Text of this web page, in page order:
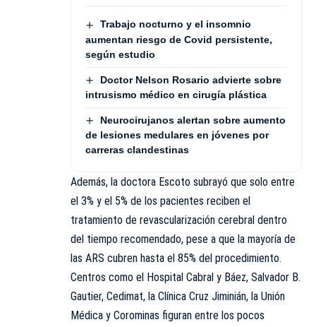
Trabajo nocturno y el insomnio
aumentan riesgo de Covid persistente,
según estudio
Doctor Nelson Rosario advierte sobre
intrusismo médico en cirugía plástica
Neurocirujanos alertan sobre aumento
de lesiones medulares en jóvenes por
carreras clandestinas
Además, la doctora Escoto subrayó que solo entre
el 3% y el 5% de los pacientes reciben el
tratamiento de revascularización cerebral dentro
del tiempo recomendado, pese a que la mayoría de
las ARS cubren hasta el 85% del procedimiento.
Centros como el Hospital Cabral y Báez, Salvador B.
Gautier, Cedimat, la Clínica Cruz Jiminián, la Unión
Médica y Corominas figuran entre los pocos